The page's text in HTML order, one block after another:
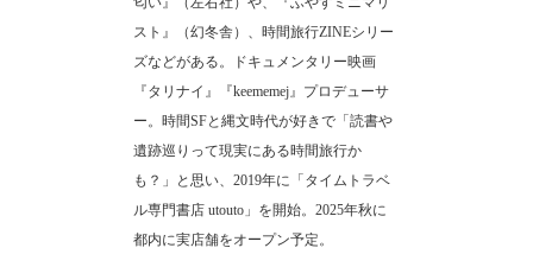
スト』（幻冬舎）、時間旅行ZINEシリー
ズなどがある。ドキュメンタリー映画
『タリナイ』『keememej』プロデューサ
ー。時間SFと縄文時代が好きで「読書や
遺跡巡りって現実にある時間旅行か
も？」と思い、2019年に「タイムトラベ
ル専門書店 utouto」を開始。2025年秋に
都内に実店舗をオープン予定。